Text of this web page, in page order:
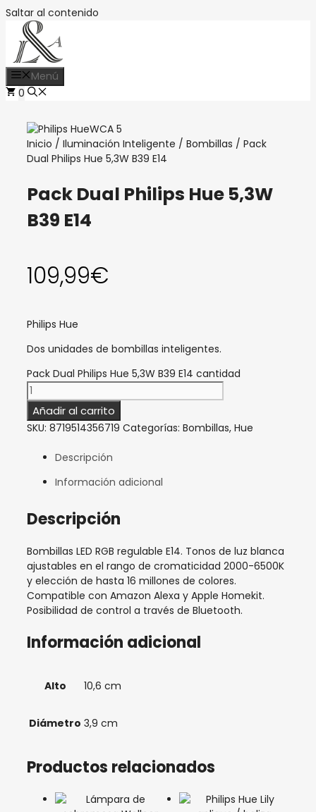
Saltar al contenido
Menú
0
Inicio / Iluminación Inteligente / Bombillas / Pack
Dual Philips Hue 5,3W B39 E14
Pack Dual Philips Hue 5,3W
B39 E14
109,99€
Philips Hue
Dos unidades de bombillas inteligentes.
Pack Dual Philips Hue 5,3W B39 E14 cantidad
Añadir al carrito
SKU: 8719514356719 Categorías: Bombillas, Hue
Descripción
Información adicional
Descripción
Bombillas LED RGB regulable E14. Tonos de luz blanca
ajustables en el rango de cromaticidad 2000-6500K
y elección de hasta 16 millones de colores.
Compatible con Amazon Alexa y Apple Homekit.
Posibilidad de control a través de Bluetooth.
Información adicional
Alto 10,6 cm
Diámetro 3,9 cm
Productos relacionados